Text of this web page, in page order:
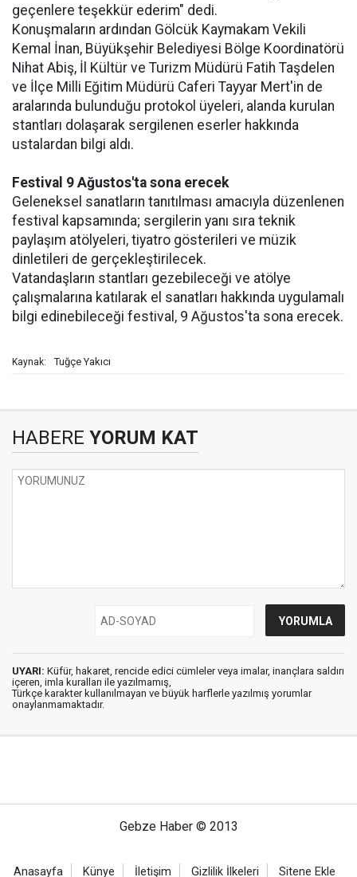
geçenlere teşekkür ederim" dedi.
Konuşmaların ardından Gölcük Kaymakam Vekili
Kemal İnan, Büyükşehir Belediyesi Bölge Koordinatörü
Nihat Abiş, İl Kültür ve Turizm Müdürü Fatih Taşdelen
ve İlçe Milli Eğitim Müdürü Caferi Tayyar Mert'in de
aralarında bulunduğu protokol üyeleri, alanda kurulan
stantları dolaşarak sergilenen eserler hakkında
ustalardan bilgi aldı.
Festival 9 Ağustos'ta sona erecek
Geleneksel sanatların tanıtılması amacıyla düzenlenen
festival kapsamında; sergilerin yanı sıra teknik
paylaşım atölyeleri, tiyatro gösterileri ve müzik
dinletileri de gerçekleştirilecek.
Vatandaşların stantları gezebileceği ve atölye
çalışmalarına katılarak el sanatları hakkında uygulamalı
bilgi edinebileceği festival, 9 Ağustos'ta sona erecek.
Kaynak: Tuğçe Yakıcı
HABERE YORUM KAT
UYARI: Küfür, hakaret, rencide edici cümleler veya imalar, inançlara saldırı
içeren, imla kuralları ile yazılmamış,
Türkçe karakter kullanılmayan ve büyük harflerle yazılmış yorumlar
onaylanmamaktadır.
Gebze Haber © 2013
Anasayfa Künye İletişim Gizlilik İlkeleri Sitene Ekle